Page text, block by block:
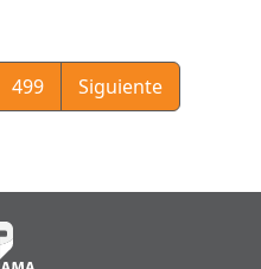
499 Siguiente